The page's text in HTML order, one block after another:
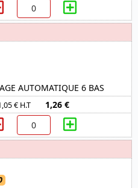
AUTOMATIQUE 6 BAS
€ H.T 1,26 €